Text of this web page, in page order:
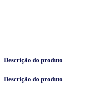
Descrição do produto
Descrição do produto